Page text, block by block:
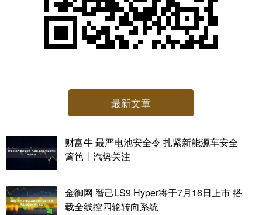
最新文章
财富牛 最严电池安全令 扎紧新能源车安全
篱笆丨汽势关注
金御网 智己LS9 Hyper将于7月16日上市 搭
载全线控四轮转向系统